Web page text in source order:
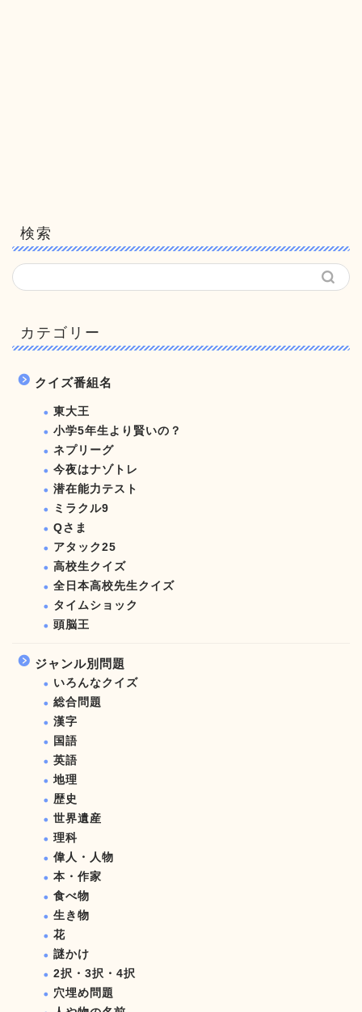
検索
カテゴリー
クイズ番組名
東大王
小学5年生より賢いの？
ネプリーグ
今夜はナゾトレ
潜在能力テスト
ミラクル9
Qさま
アタック25
高校生クイズ
全日本高校先生クイズ
タイムショック
頭脳王
ジャンル別問題
いろんなクイズ
総合問題
漢字
国語
英語
地理
歴史
世界遺産
理科
偉人・人物
本・作家
食べ物
生き物
花
謎かけ
2択・3択・4択
穴埋め問題